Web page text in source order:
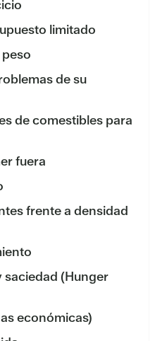
limitado
de su
de comestibles para
fuera
frente a densidad
saciedad (Hunger
económicas)